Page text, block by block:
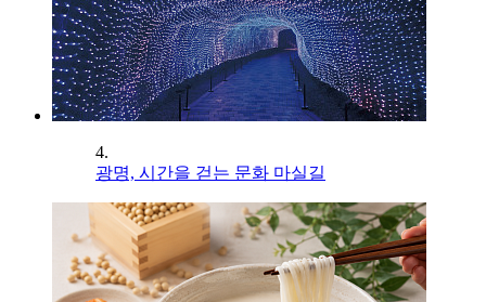
4.
광명, 시간을 걷는 문화 마실길